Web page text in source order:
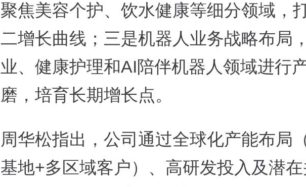
聚焦美容个护、饮水健康等细分领域，
二增长曲线；三是机器人业务战略布局
业、健康护理和AI陪伴机器人领域进行
磨，培育长期增长点。
周华松指出，公司通过全球化产能布局
基地+多区域客户）、高研发投入及潜